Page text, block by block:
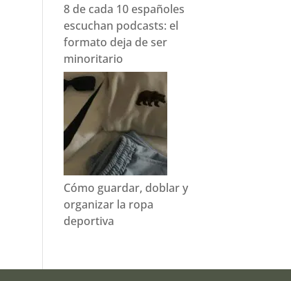
8 de cada 10 españoles
escuchan podcasts: el
formato deja de ser
minoritario
Cómo guardar, doblar y
organizar la ropa
deportiva